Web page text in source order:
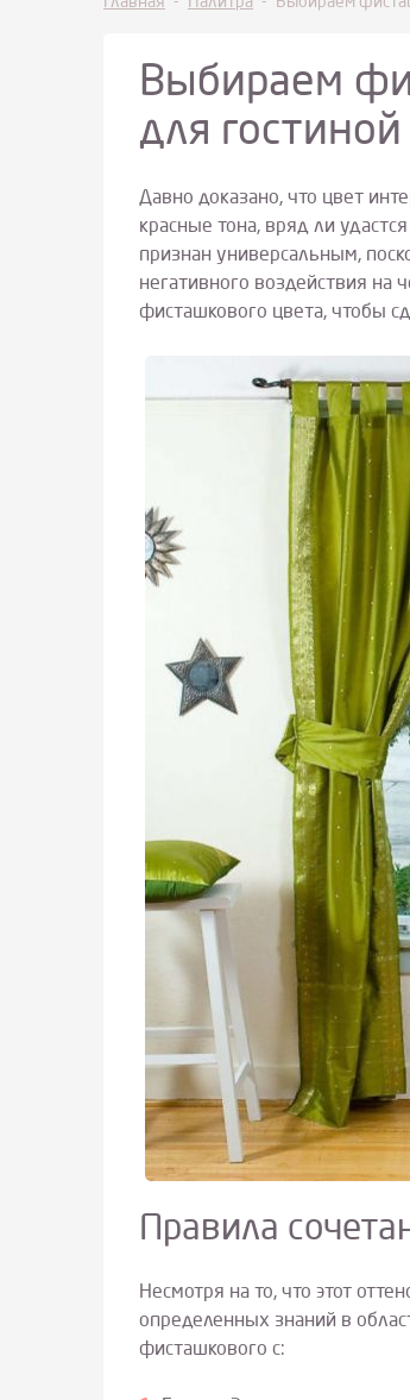
Выбираем
для
Давно доказано, что цвет
красные тона, вряд ли
признан универсальным,
негативного воздействия на
фисташкового цвета, чтобы
Правила
Несмотря на то, что этот
определенных знаний в
фисташкового с: